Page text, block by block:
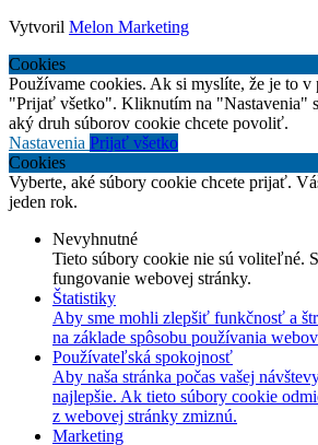
Vytvoril Melon Marketing
Cookies
Používame cookies. Ak si myslíte, že je to
"Prijať všetko". Kliknutím na "Nastavenia"
aký druh súborov cookie chcete povoliť.
Nastavenia Prijať všetko
Cookies
Vyberte, aké súbory cookie chcete prijať.
jeden rok.
Nevyhnutné
Tieto súbory cookie nie sú voliteľné.
fungovanie webovej stránky.
Štatistiky
Aby sme mohli zlepšiť funkčnosť a
na základe spôsobu používania
Používateľská spokojnosť
Aby naša stránka počas vašej
najlepšie. Ak tieto súbory cookie
z webovej stránky zmiznú.
Marketing